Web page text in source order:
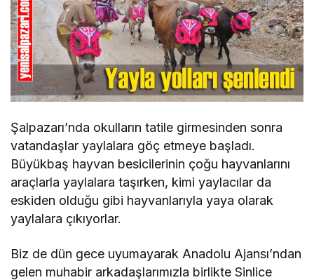
Şalpazarı’nda okulların tatile girmesinden sonra
vatandaşlar yaylalara göç etmeye başladı.
Büyükbaş hayvan besicilerinin çoğu hayvanlarını
araçlarla yaylalara taşırken, kimi yaylacılar da
eskiden olduğu gibi hayvanlarıyla yaya olarak
yaylalara çıkıyorlar.
Biz de dün gece uyumayarak Anadolu Ajansı’ndan
gelen muhabir arkadaşlarımızla birlikte Sinlice